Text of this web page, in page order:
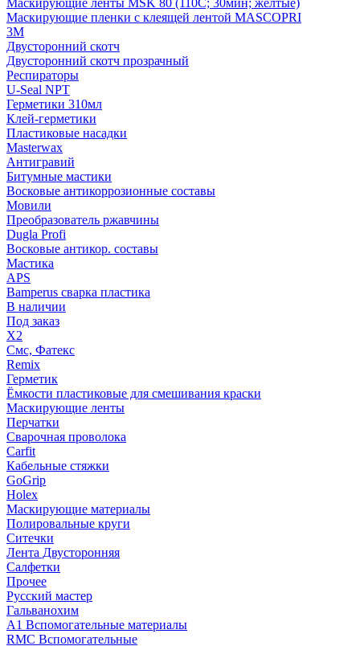
Маскирующие ленты MSK 80 (110С; 30мин; желтые)
Маскирующие пленки с клеящей лентой MASCOPRI
3M
Двусторонний скотч
Двусторонний скотч прозрачный
Респираторы
U-Seal NPT
Герметики 310мл
Клей-герметики
Пластиковые насадки
Masterwax
Антигравий
Битумные мастики
Восковые антикоррозионные составы
Мовили
Преобразователь ржавчины
Dugla Profi
Восковые антикор. составы
Мастика
APS
Bamperus сварка пластика
В наличии
Под заказ
X2
Смс, Фатекс
Remix
Герметик
Ёмкости пластиковые для смешивания краски
Маскирующие ленты
Перчатки
Сварочная проволока
Carfit
Кабельные стяжки
GoGrip
Holex
Маскирующие материалы
Полировальные круги
Ситечки
Лента Двусторонняя
Салфетки
Прочее
Русский мастер
Гальванохим
А1 Вспомогательные материалы
RMC Вспомогательные